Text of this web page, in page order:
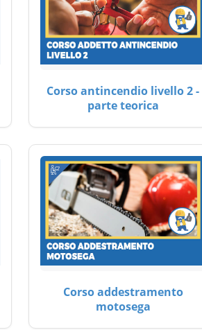
Corso antincendio livello 2 -
parte teorica
Corso addestramento
motosega